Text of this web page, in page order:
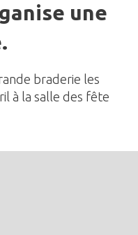
une
braderie les
à la salle des fête